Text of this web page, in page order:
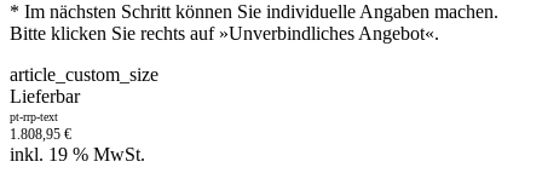
* Im nächsten Schritt können Sie individuelle Angaben machen.
Bitte klicken Sie rechts auf »Unverbindliches Angebot«.
article_custom_size
Lieferbar
pt-rrp-text
1.808,95 €
inkl. 19 % MwSt.